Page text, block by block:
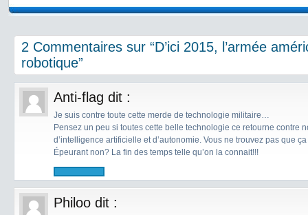
2 Commentaires sur “D’ici 2015, l’armée
robotique”
Anti-flag dit :
Je suis contre toute cette merde de technologie militaire…
Pensez un peu si toutes cette belle technologie ce retourne contre
d’intelligence artificielle et d’autonomie. Vous ne trouvez pas que
Épeurant non? La fin des temps telle qu’on la connait!!!
Philoo dit :